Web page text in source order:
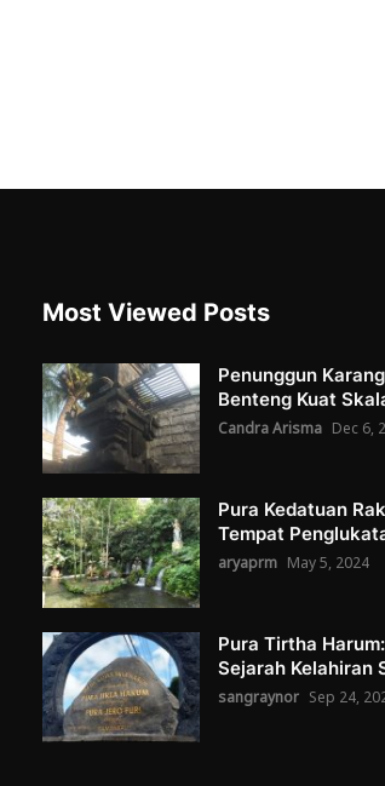
Most Viewed Posts
Penunggun
Benteng Kuat
Candra Arisma Dec 6,
Pura Kedatuan
Tempat
aryaprm May 5, 2024
Pura Tirtha
Sejarah Kelahiran
sangraynor Sep 24,